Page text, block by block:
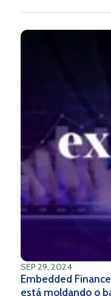
SEP 29, 2024
Embedded
está moldando o